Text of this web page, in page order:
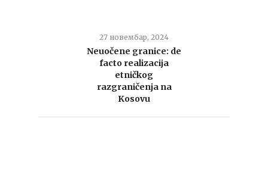
27 новембар, 2024
Neuočene granice: de
facto realizacija
etničkog
razgraničenja na
Kosovu